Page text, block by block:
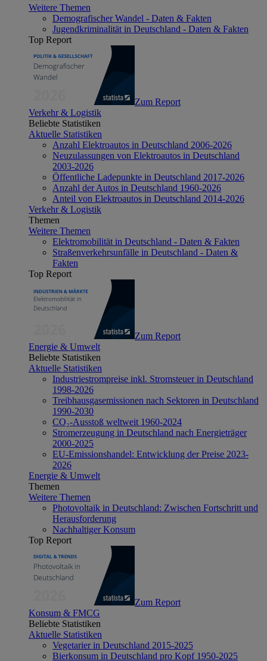
Weitere Themen
Demografischer Wandel - Daten & Fakten
Jugendkriminalität in Deutschland - Daten & Fakten
Top Report
Zum Report
Verkehr & Logistik
Beliebte Statistiken
Aktuelle Statistiken
Anzahl Elektroautos in Deutschland 2006-2026
Neuzulassungen von Elektroautos in Deutschland
2003-2026
Öffentliche Ladepunkte in Deutschland 2017-2026
Anzahl der Autos in Deutschland 1960-2026
Anteil von Elektroautos in Deutschland 2014-2026
Verkehr & Logistik
Themen
Weitere Themen
Elektromobilität in Deutschland - Daten & Fakten
Straßenverkehrsunfälle in Deutschland - Daten &
Fakten
Top Report
Zum Report
Energie & Umwelt
Beliebte Statistiken
Aktuelle Statistiken
Industriestrompreise inkl. Stromsteuer in Deutschland
1998-2026
Treibhausgasemissionen nach Sektoren in Deutschland
1990-2030
CO₂-Ausstoß weltweit 1960-2024
Stromerzeugung in Deutschland nach Energieträger
2000-2025
EU-Emissionshandel: Entwicklung der Preise 2023-
2026
Energie & Umwelt
Themen
Weitere Themen
Photovoltaik in Deutschland: Zwischen Fortschritt und
Herausforderung
Nachhaltiger Konsum
Top Report
Zum Report
Konsum & FMCG
Beliebte Statistiken
Aktuelle Statistiken
Vegetarier in Deutschland 2015-2025
Bierkonsum in Deutschland pro Kopf 1950-2025